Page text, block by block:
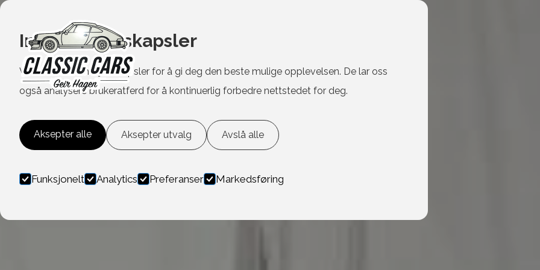
Informasjonskapsler
Vi bruker informasjonskapsler for å gi deg den beste mulige opplevelsen. De lar oss
også analysere brukeratferd for å kontinuerlig forbedre nettstedet for deg.
Aksepter alle Aksepter utvalg Avslå alle
Funksjonelt Analytics Preferanser Markedsføring